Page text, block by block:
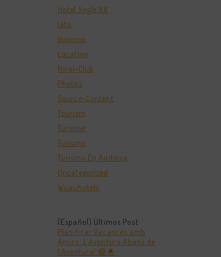
Hotel Segle XX
Iata
Invierno
Location
Mirai-Club
Photos
Source-Content
Tourism
Turisme
Turismo
Turismo En Andorra
Uncategorized
Wuauhotels
(Español) Últimos Post
Planificar Vacances amb
Amics: L’Aventura Abans de
l’Aventura! 😅🌟